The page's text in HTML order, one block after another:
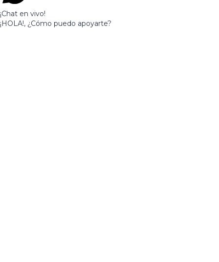
¡Chat en vivo!
¡HOLA!, ¿Cómo puedo apoyarte?